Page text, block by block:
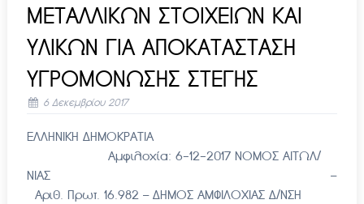
ΜΕΤΑΛΛΙΚΩΝ ΣΤΟΙΧΕΙΩΝ ΚΑΙ
ΥΛΙΚΩΝ ΓΙΑ ΑΠΟΚΑΤΑΣΤΑΣΗ
ΥΓΡΟΜΟΝΩΣΗΣ ΣΤΕΓΗΣ
6 Δεκεμβρίου 2017
ΕΛΛΗΝΙΚΗ ΔΗΜΟΚΡΑΤΙΑ
Αμφιλοχία: 6-12-2017 ΝΟΜΟΣ ΑΙΤΩΛ/
ΝΙΑΣ –
Αριθ. Πρωτ. 16.982 – ΔΗΜΟΣ ΑΜΦΙΛΟΧΙΑΣ Δ/ΝΣΗ